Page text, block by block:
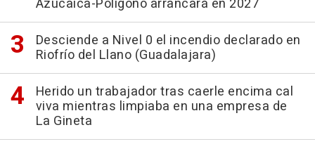
Azucaica-Polígono arrancará en 2027
Desciende a Nivel 0 el incendio declarado en
Riofrío del Llano (Guadalajara)
Herido un trabajador tras caerle encima cal
viva mientras limpiaba en una empresa de
La Gineta